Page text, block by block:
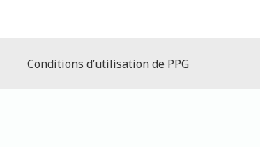
Conditions d’utilisation de PPG